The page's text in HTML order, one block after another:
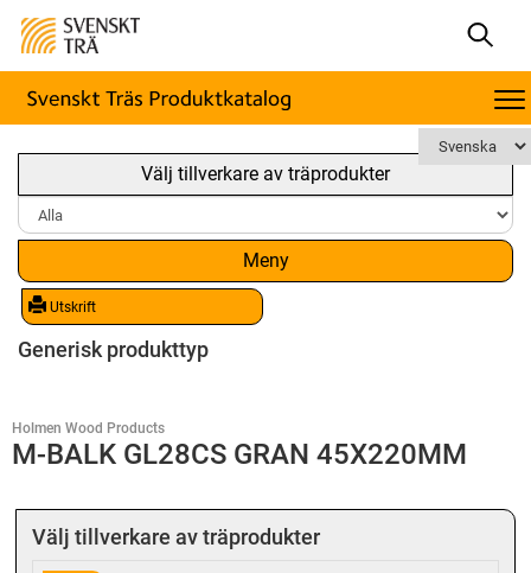
Välj tillverkare av träprodukter
Meny
Utskrift
Generisk produkttyp
Holmen Wood Products
M-BALK GL28CS GRAN 45X220MM
Välj tillverkare av träprodukter